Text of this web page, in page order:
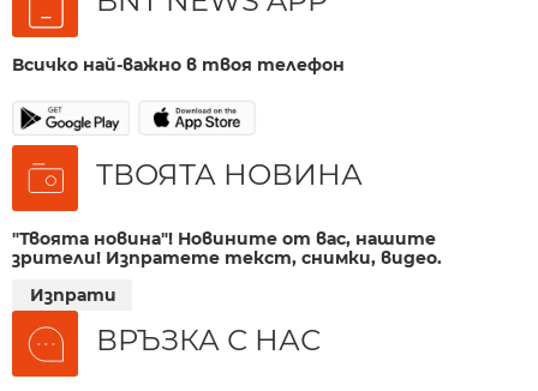
Всичко най-важно в твоя телефон
ТВОЯТА НОВИНА
"Твоята новина"! Новините от вас, нашите
зрители! Изпратете текст, снимки, видео.
Изпрати
ВРЪЗКА С НАС